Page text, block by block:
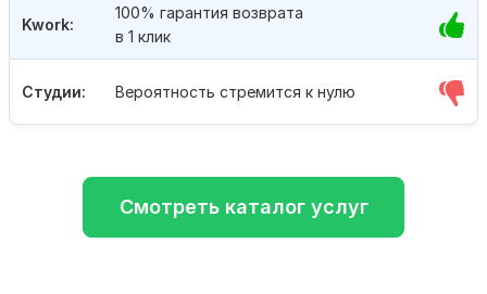
Студии: Вероятность стремится к нулю
Kwork:
100% гарантия возврата
в 1 клик
Смотреть каталог услуг